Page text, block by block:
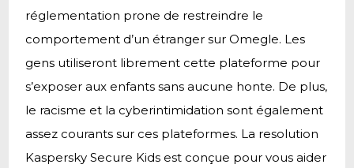
réglementation prone de restreindre le
comportement d’un étranger sur Omegle. Les
gens utiliseront librement cette plateforme pour
s’exposer aux enfants sans aucune honte. De plus,
le racisme et la cyberintimidation sont également
assez courants sur ces plateformes. La resolution
Kaspersky Secure Kids est conçue pour vous aider